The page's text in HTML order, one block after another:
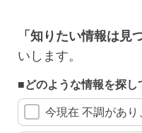
「知りたい情報は見
いします。
■どのような情報を探し
今現在 不調があ